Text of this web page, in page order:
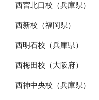
西宮北口校（兵庫県）
西新校（福岡県）
西明石校（兵庫県）
西梅田校（大阪府）
西神中央校（兵庫県）